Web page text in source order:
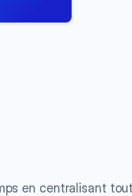
en centralisant